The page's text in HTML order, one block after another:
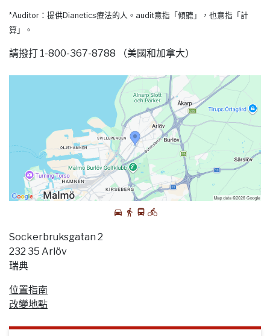
*Auditor：提供Dianetics療法的人。audit意指「傾聽」，也意指「計
算」。
請撥打 1-800-367-8788 （美國和加拿大）
Sockerbruksgatan 2
232 35 Arlöv
瑞典
位置指南
改變地點